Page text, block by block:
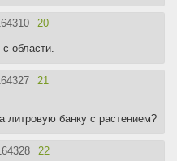
20
области.
21
литровую банку с растением?
22